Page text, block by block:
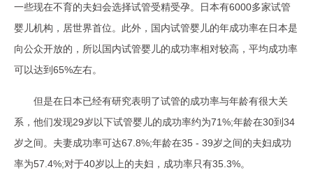
一些现在不育的夫妇会选择试管受精受孕。日本有6000多家试管
婴儿机构，居世界首位。此外，国内试管婴儿的年成功率在日本是
向公众开放的，所以国内试管婴儿的成功率相对较高，平均成功率
可以达到65%左右。
但是在日本已经有研究表明了试管的成功率与年龄有很大关
系，他们发现29岁以下试管婴儿的成功率约为71%;年龄在30到34
岁之间。夫妻成功率可达67.8%;年龄在35 - 39岁之间的夫妇成功
率为57.4%;对于40岁以上的夫妇，成功率只有35.3%。